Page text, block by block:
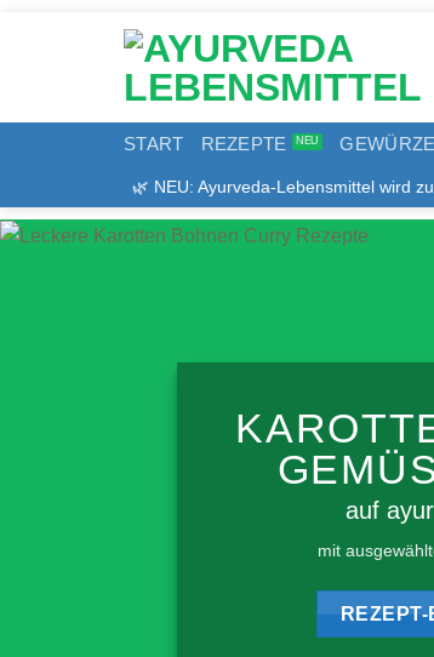
START REZEPTE GEWÜRZE
🌿 NEU: Ayurveda-Lebensmittel wird
auf
mit